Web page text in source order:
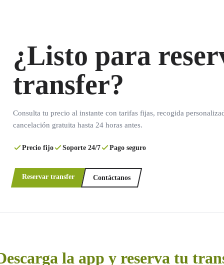
¿Listo para
transfer?
Consulta tu precio al instante con tarifas fijas, recogida
cancelación gratuita hasta 24 horas antes.
Precio fijo Soporte 24/7 Pago seguro
Reservar transfer Contáctanos
la app y reserva tu